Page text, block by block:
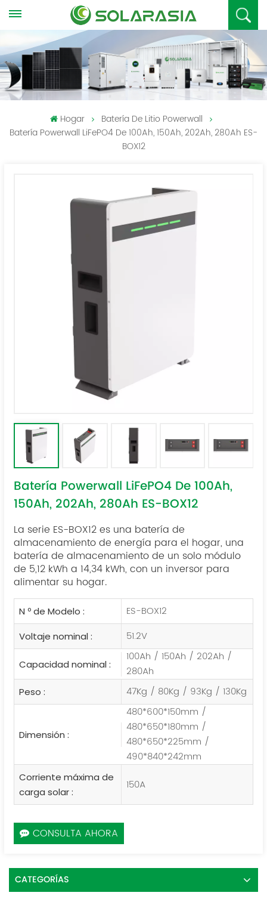
Hogar
Batería De Litio Powerwall
Batería Powerwall LiFePO4 De 100Ah, 150Ah, 202Ah, 280Ah ES-
BOX12
Batería Powerwall LiFePO4 De 100Ah,
150Ah, 202Ah, 280Ah ES-BOX12
La serie ES-BOX12 es una batería de
almacenamiento de energía para el hogar, una
batería de almacenamiento de un solo módulo
de 5,12 kWh a 14,34 kWh, con un inversor para
alimentar su hogar.
N º de Modelo : ES-BOX12
Voltaje nominal : 51.2V
Capacidad nominal :
100Ah / 150Ah / 202Ah /
280Ah
Peso : 47Kg / 80Kg / 93Kg / 130Kg
Dimensión :
480*600*150mm /
480*650*180mm /
480*650*225mm /
490*840*242mm
Corriente máxima de
carga solar :
150A
CONSULTA AHORA
CATEGORÍAS